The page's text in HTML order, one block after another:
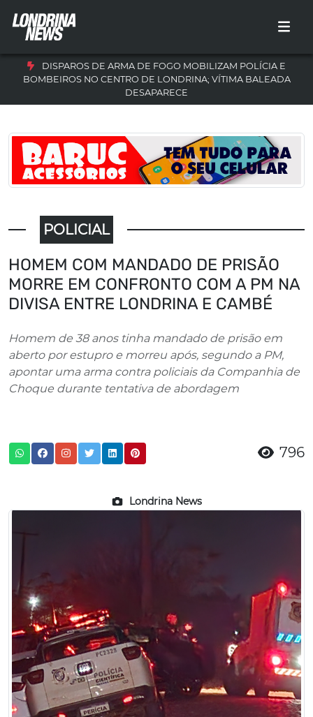
DISPAROS DE ARMA DE FOGO MOBILIZAM POLÍCIA E
BOMBEIROS NO CENTRO DE LONDRINA; VÍTIMA BALEADA
DESAPARECE
POLICIAL
HOMEM COM MANDADO DE PRISÃO
MORRE EM CONFRONTO COM A PM NA
DIVISA ENTRE LONDRINA E CAMBÉ
Homem de 38 anos tinha mandado de prisão em
aberto por estupro e morreu após, segundo a PM,
apontar uma arma contra policiais da Companhia de
Choque durante tentativa de abordagem
796
Londrina News